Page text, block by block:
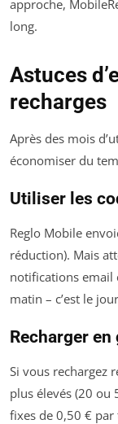
approche,
long.
Astuces
recharges
Après des mois
économiser du
Utiliser les
Reglo Mobile
réduction). Mais
notifications
matin – c’est le
Recharger
Si vous rechargez
plus élevés (20 ou
fixes de 0,50 €